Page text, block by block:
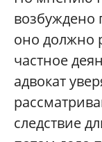
возбуждено
оно должно
частное
адвокат
следствие